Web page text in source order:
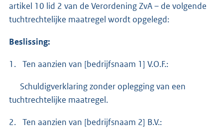
artikel 10 lid 2 van de Verordening ZvA – de volgende
tuchtrechtelijke maatregel wordt opgelegd:
Beslissing:
1. Ten aanzien van [bedrijfsnaam 1] V.O.F.:
Schuldigverklaring zonder oplegging van een
tuchtrechtelijke maatregel.
2. Ten aanzien van [bedrijfsnaam 2] B.V.: